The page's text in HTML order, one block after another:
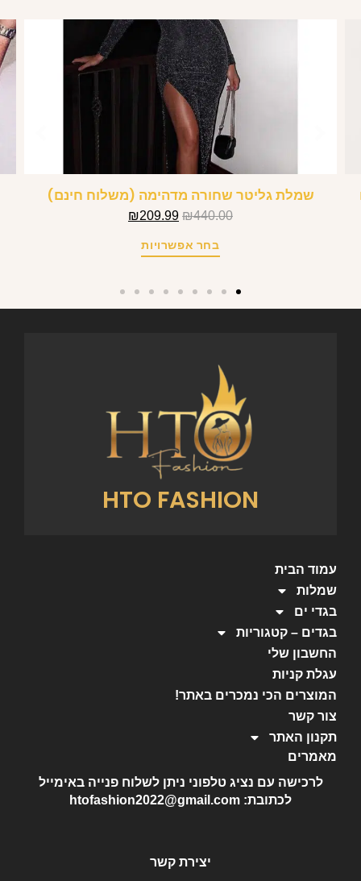
שמלת גליטר שחורה מדהימה (משלוח חינם)
₪440.00
₪209.99
בחר אפשרויות
HTO FASHION
עמוד הבית
שמלות
בגדי ים
בגדים – קטגוריות
החשבון שלי
עגלת קניות
המוצרים הכי נמכרים באתר!
צור קשר
תקנון האתר
מאמרים
לרכישה עם נציג טלפוני ניתן לשלוח פנייה באימייל
לכתובת: htofashion2022@gmail.com
יצירת קשר